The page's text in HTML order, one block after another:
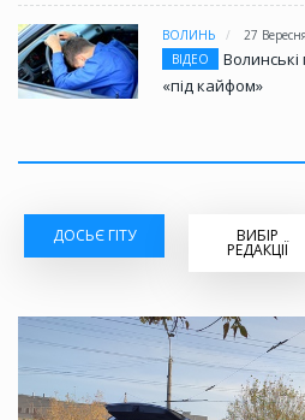
ВОЛИНЬ
27
ВІДЕО
«під кайфом»
ДОСЬЄ ГІТУ ВИБІР
РЕДАКЦІЇ